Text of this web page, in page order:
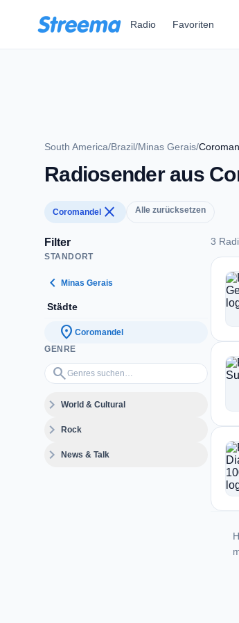
Radio Favoriten
South America/Brazil/Minas Gerais/
Radiosender aus
Coromandel close Alle zurücksetzen
Filter
STANDORT
chevron_left Minas Gerais
Städte
location_on Coromandel
GENRE
search
Genres suchen…
expand_moreWorld & Cultural
expand_moreRock
expand_moreNews & Talk
3
3